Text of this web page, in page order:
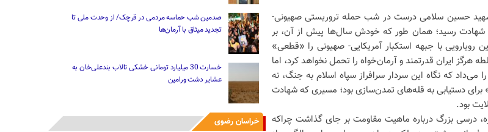
شهید حسین سلامی درست در شب حمله تروریستی صهیونی-
سنگر فرماندهی به شهادت رسید؛ همان طور که خودش سال‌ها پیش از آن، بر
با جبهه استکبار آمریکایی- صهیونی را «قطعی»
ایران قدرتمند و آرمان‌خواه را تحمل نخواهد کرد، اما
می‌داد که نگاه این سردار سرافراز سپاه اسلام به جنگ، نه
دستیابی به قله‌های تمدن‌سازی بود؛ مسیری که شهادت
بود.
سپهبد شهید سلامی در جنگ تحمیلی 12 روزه، درسی بزرگ درباره ماهیت مقاومت بر جای گذاشت چراکه
صدمین شب حماسه مردمی در قرچک/ از وحدت ملی تا
تجدید میثاق با آرمان‌ها
خسارت 30 میلیارد تومانی خشکی تالاب بندعلی‌خان به
عشایر دشت ورامین
خراسان رضوی